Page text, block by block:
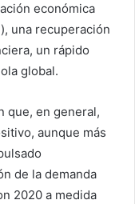
económica
una recuperación
un rápido
global.
que, en general,
aunque más
de la demanda
2020 a medida